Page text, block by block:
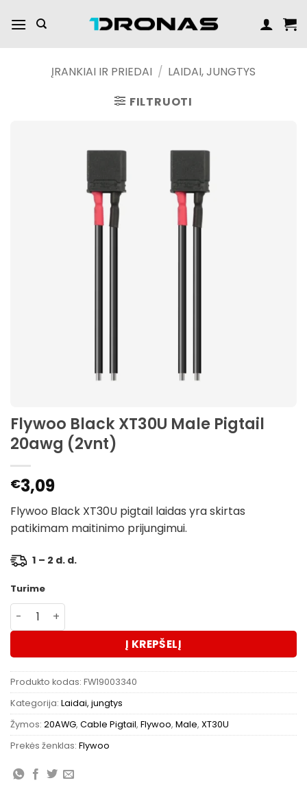
turinį
ĮRANKIAI IR PRIEDAI / LAIDAI, JUNGTYS
FILTRUOTI
Flywoo Black XT30U Male Pigtail
20awg (2vnt)
€3,09
Flywoo Black XT30U pigtail laidas yra skirtas
patikimam maitinimo prijungimui.
1 – 2 d. d.
Turime
produkto kiekis: Flywoo Black XT30U Male Pigtail 20awg
Į KREPŠELĮ
Produkto kodas: FW19003340
Kategorija: Laidai, jungtys
Žymos: 20AWG, Cable Pigtail, Flywoo, Male, XT30U
Prekės ženklas: Flywoo